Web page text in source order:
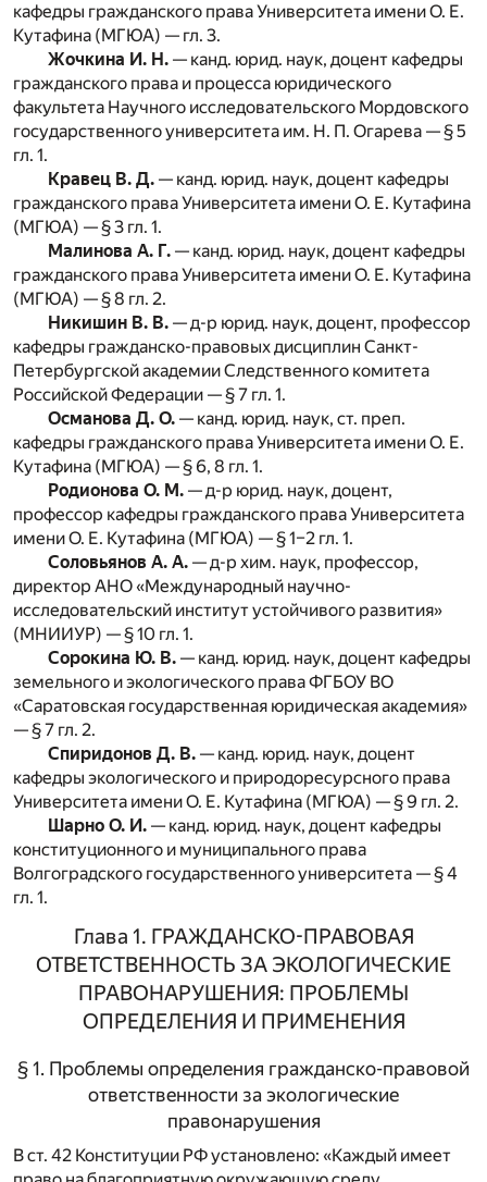
кафедры гражданского права Университета имени О. Е.
Кутафина (МГЮА) — гл. 3.
Жочкина И. Н. — канд. юрид. наук, доцент кафедры
гражданского права и процесса юридического
факультета Научного исследовательского Мордовского
государственного университета им. Н. П. Огарева — § 5
гл. 1.
Кравец В. Д. — канд. юрид. наук, доцент кафедры
гражданского права Университета имени О. Е. Кутафина
(МГЮА) — § 3 гл. 1.
Малинова А. Г. — канд. юрид. наук, доцент кафедры
гражданского права Университета имени О. Е. Кутафина
(МГЮА) — § 8 гл. 2.
Никишин В. В. — д-р юрид. наук, доцент, профессор
кафедры гражданско-правовых дисциплин Санкт-
Петербургской академии Следственного комитета
Российской Федерации — § 7 гл. 1.
Османова Д. О. — канд. юрид. наук, ст. преп.
кафедры гражданского права Университета имени О. Е.
Кутафина (МГЮА) — § 6, 8 гл. 1.
Родионова О. М. — д-р юрид. наук, доцент,
профессор кафедры гражданского права Университета
имени О. Е. Кутафина (МГЮА) — § 1–2 гл. 1.
Соловьянов А. А. — д-р хим. наук, профессор,
директор АНО «Международный научно-
исследовательский институт устойчивого развития»
(МНИИУР) — § 10 гл. 1.
Сорокина Ю. В. — канд. юрид. наук, доцент кафедры
земельного и экологического права ФГБОУ ВО
«Саратовская государственная юридическая академия»
— § 7 гл. 2.
Спиридонов Д. В. — канд. юрид. наук, доцент
кафедры экологического и природоресурсного права
Университета имени О. Е. Кутафина (МГЮА) — § 9 гл. 2.
Шарно О. И. — канд. юрид. наук, доцент кафедры
конституционного и муниципального права
Волгоградского государственного университета — § 4
гл. 1.
Глава 1. ГРАЖДАНСКО-ПРАВОВАЯ
ОТВЕТСТВЕННОСТЬ ЗА ЭКОЛОГИЧЕСКИЕ
ПРАВОНАРУШЕНИЯ: ПРОБЛЕМЫ
ОПРЕДЕЛЕНИЯ И ПРИМЕНЕНИЯ
§ 1. Проблемы определения гражданско-правовой
ответственности за экологические
правонарушения
В ст. 42 Конституции РФ установлено: «Каждый имеет